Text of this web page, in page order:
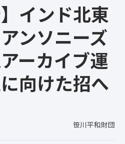
】インド北東
ンソニーズ
ーカイブ運
向けた招へ
笹川平和財団